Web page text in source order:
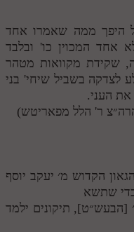
היפך ממה שאמרו אחד
אחד המכוין כו' ובלבד
שקידת מקוואות מטהר
לצדקה בשביל שיחי' בני
את העני.
ר' הלל מפאריטש)
הקדוש מ׳ יעקב יוסף
שתשא
[הבעש״ט], תיקונים ילמד